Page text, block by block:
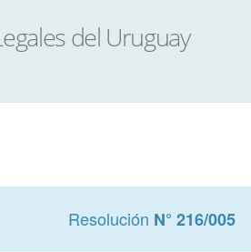
Resolución N° 216/005